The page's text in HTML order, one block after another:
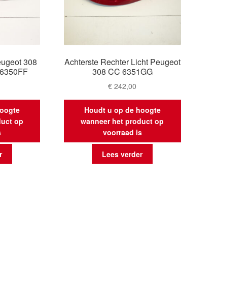
308
op
Achterste Rechter Licht Peugeot
308 CC 6351GG
€ 242,00
Houdt u op de hoogte
wanneer het product op
voorraad is
Lees verder